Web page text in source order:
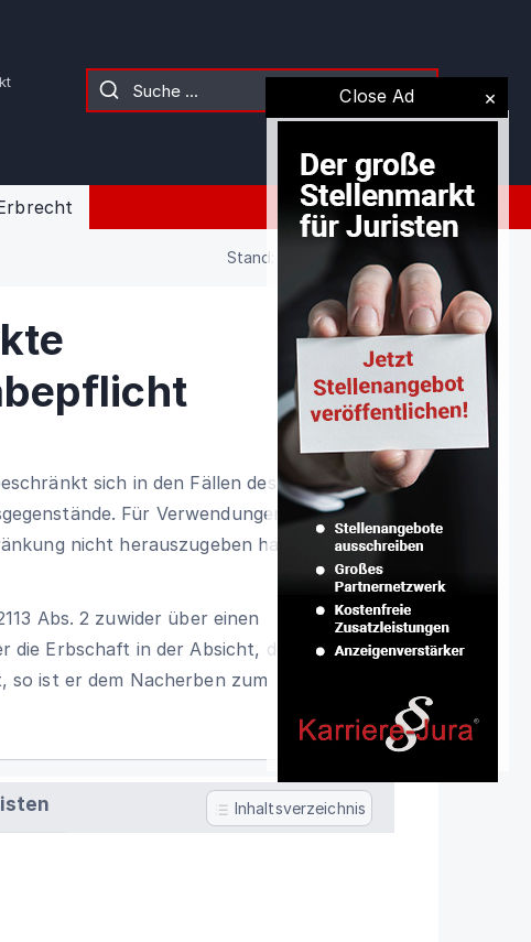
Stand: 09.08.2026 (Gesetz)
Close Ad
sich in den Fällen des § 2137 auf
Für Verwendungen auf
nicht herauszugeben hat, kann er
Abs. 2 zuwider über einen
Erbschaft in der Absicht, den
so ist er dem Nacherben zum
Inhaltsverzeichnis